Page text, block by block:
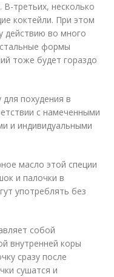
третьих, несколько
коктейли. При этом
действию во много
формы
тоже будет гораздо
похудения в
с намеченными
и индивидуальными
масло этой специи
и палочки в
употреблять без
собой
внутренней коры
сразу после
сушатся и